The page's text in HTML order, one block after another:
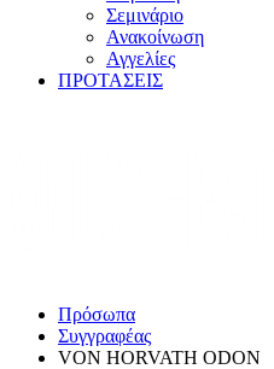
Σεμινάριο
Ανακοίνωση
Αγγελίες
ΠΡΟΤΑΣΕΙΣ
Πρόσωπα
Συγγραφέας
VON HORVATH ODON